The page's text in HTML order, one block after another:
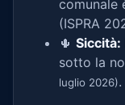
comunale
(ISPRA
🌵 Siccità:
sotto la
luglio 2026).